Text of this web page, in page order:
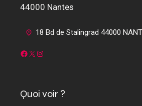
44000 Nantes
18 Bd de Stalingrad 44000
Facebook
X Instagram
Quoi voir ?